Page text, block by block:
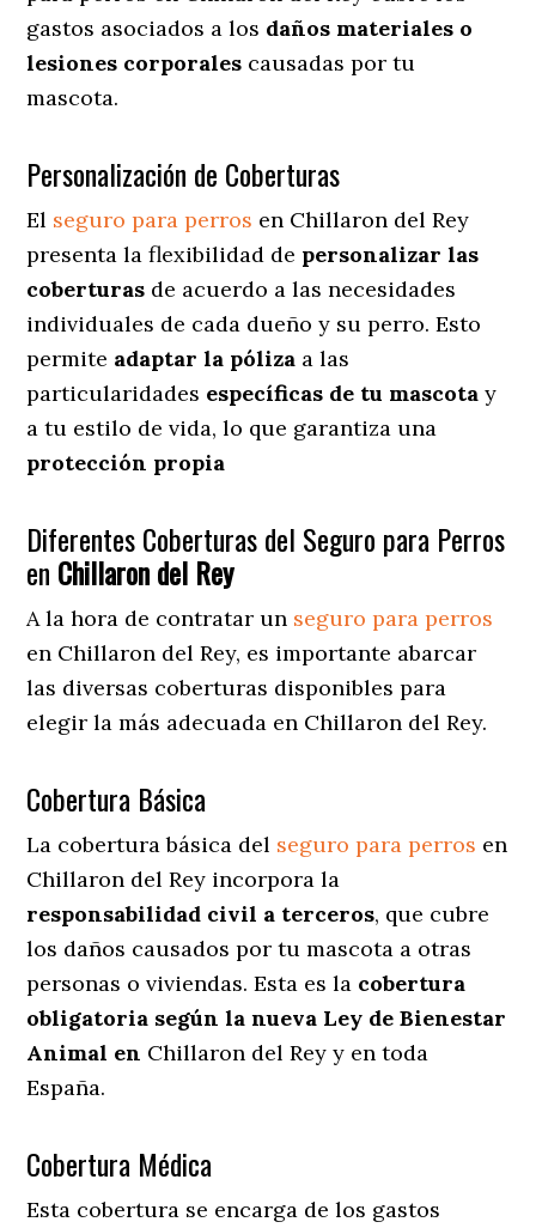
gastos asociados a los daños materiales o
lesiones corporales causadas por tu
mascota.
Personalización de Coberturas
El seguro para perros en Chillaron del Rey
presenta la flexibilidad de personalizar las
coberturas de acuerdo a las necesidades
individuales de cada dueño y su perro. Esto
permite adaptar la póliza a las
particularidades específicas de tu mascota y
a tu estilo de vida, lo que garantiza una
protección propia
Diferentes Coberturas del Seguro para Perros
en Chillaron del Rey
A la hora de contratar un seguro para perros
en Chillaron del Rey, es importante abarcar
las diversas coberturas disponibles para
elegir la más adecuada en Chillaron del Rey.
Cobertura Básica
La cobertura básica del seguro para perros en
Chillaron del Rey incorpora la
responsabilidad civil a terceros, que cubre
los daños causados por tu mascota a otras
personas o viviendas. Esta es la cobertura
obligatoria según la nueva Ley de Bienestar
Animal en Chillaron del Rey y en toda
España.
Cobertura Médica
Esta cobertura se encarga de los gastos